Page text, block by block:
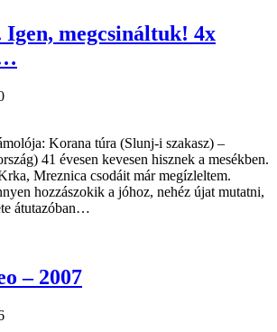
megcsináltuk! 4x
Korana túra (Slunj-i szakasz) –
41 évesen kevesen hisznek a mesékben.
Mreznica csodáit már megízleltem.
hozzászokik a jóhoz, nehéz újat mutatni,
átutazóban…
– 2007